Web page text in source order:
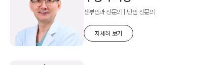
산부인과 전문의 | 난임 전문의
자세히 보기